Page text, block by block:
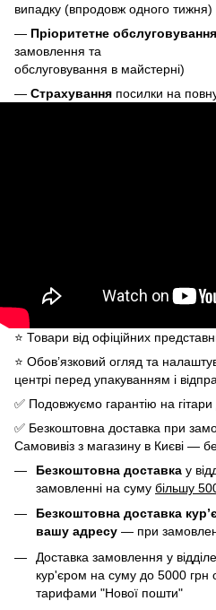
випадку (впродовж одного тижня)
— Пріоритетне обслуговування
замовлення та
обслуговування в майстерні)
— Страхування посилки на
⭐️ Товари від офіційних
⭐️ Обов’язковий огляд та
центрі перед упакуванням і
✅ Подовжуємо гарантію на гітари
✅ Безкоштовна доставка при
Самовивіз з магазину в Києві —
Безкоштовна доставка у
замовленні на суму більшу
Безкоштовна доставка
вашу адресу — при
Доставка замовлення у
кур'єром на суму до 5000 грн
тарифами "Нової пошти"